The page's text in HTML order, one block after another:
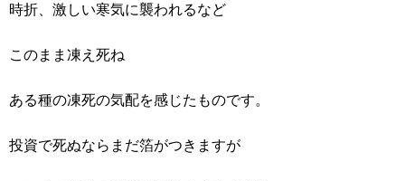
時折、激しい寒気に襲われるなど
このまま凍え死ね
ある種の凍死の気配を感じたものです。
投資で死ぬならまだ箔がつきますが